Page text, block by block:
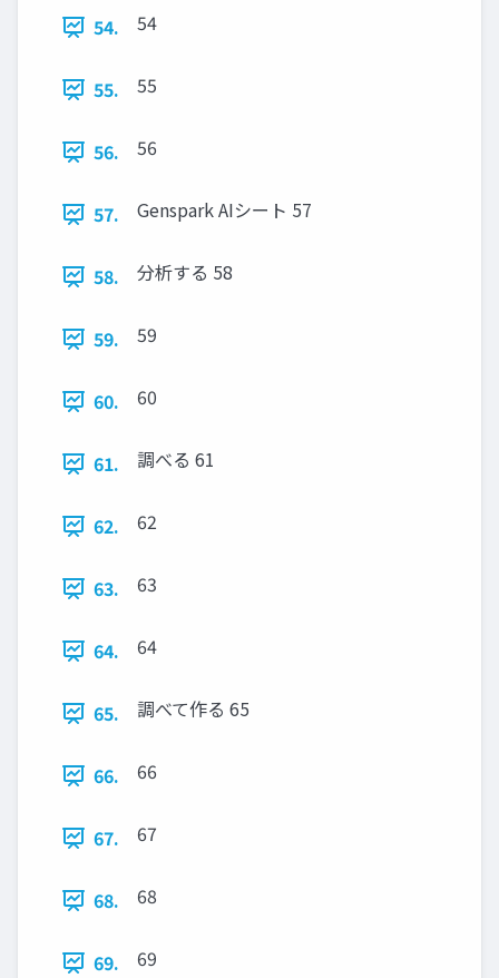
54. 54
55. 55
56. 56
57. Genspark AIシート 57
58. 分析する 58
59. 59
60. 60
61. 調べる 61
62. 62
63. 63
64. 64
65. 調べて作る 65
66. 66
67. 67
68. 68
69. 69